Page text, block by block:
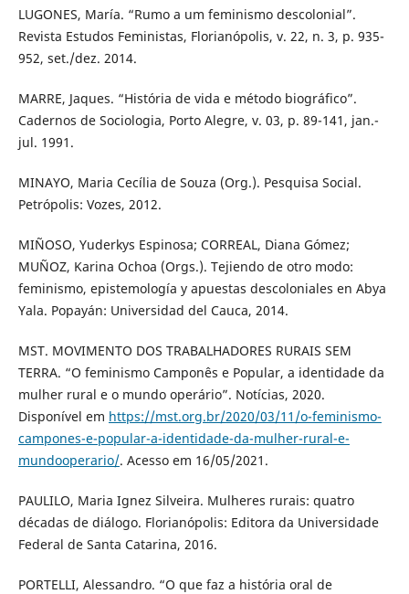
LUGONES, María. “Rumo a um feminismo descolonial”.
Revista Estudos Feministas, Florianópolis, v. 22, n. 3, p. 935-
952, set./dez. 2014.
MARRE, Jaques. “História de vida e método biográfico”.
Cadernos de Sociologia, Porto Alegre, v. 03, p. 89-141, jan.-
jul. 1991.
MINAYO, Maria Cecília de Souza (Org.). Pesquisa Social.
Petrópolis: Vozes, 2012.
MIÑOSO, Yuderkys Espinosa; CORREAL, Diana Gómez;
MUÑOZ, Karina Ochoa (Orgs.). Tejiendo de otro modo:
feminismo, epistemología y apuestas descoloniales en Abya
Yala. Popayán: Universidad del Cauca, 2014.
MST. MOVIMENTO DOS TRABALHADORES RURAIS SEM
TERRA. “O feminismo Camponês e Popular, a identidade da
mulher rural e o mundo operário”. Notícias, 2020.
Disponível em https://mst.org.br/2020/03/11/o-feminismo-
campones-e-popular-a-identidade-da-mulher-rural-e-
mundooperario/. Acesso em 16/05/2021.
PAULILO, Maria Ignez Silveira. Mulheres rurais: quatro
décadas de diálogo. Florianópolis: Editora da Universidade
Federal de Santa Catarina, 2016.
PORTELLI, Alessandro. “O que faz a história oral de